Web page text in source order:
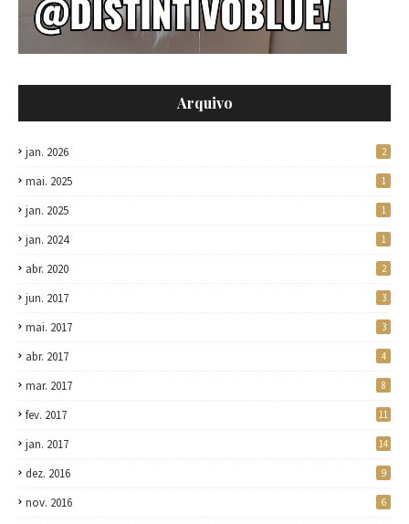
Arquivo
jan. 2026 2
mai. 2025 1
jan. 2025 1
jan. 2024 1
abr. 2020 2
jun. 2017 3
mai. 2017 3
abr. 2017 4
mar. 2017 8
fev. 2017 11
jan. 2017 14
dez. 2016 9
nov. 2016 6